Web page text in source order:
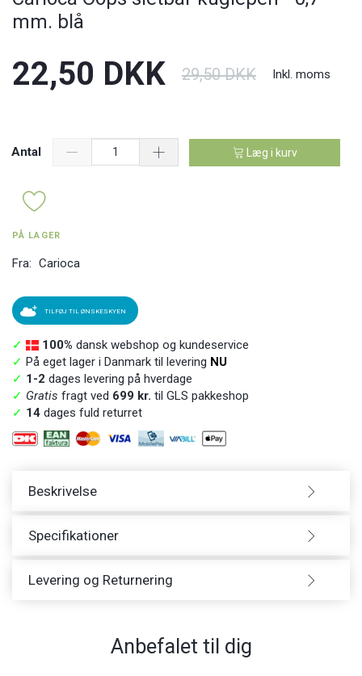
mm. blå
22,50 DKK 29,50 DKK Inkl. moms
Antal Læg i kurv
PÅ LAGER
Fra: Carioca
TILFØJ TIL ØNSKESKYEN
✓ 100% dansk webshop og kundeservice
✓ På eget lager i Danmark til levering NU
✓ 1-2 dages levering på hverdage
✓ Gratis fragt ved 699 kr. til GLS pakkeshop
✓ 14 dages fuld returret
Beskrivelse
Specifikationer
Levering og Returnering
Anbefalet til dig